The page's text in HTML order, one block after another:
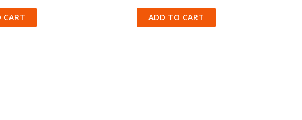
CART ADD TO CART